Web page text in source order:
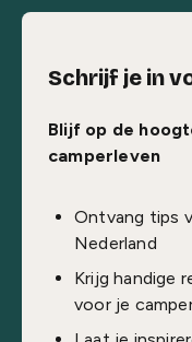
Schrijf je in
Blijf op de
camperleven
Ontvang tips
Nederland
Krijg handige
voor je